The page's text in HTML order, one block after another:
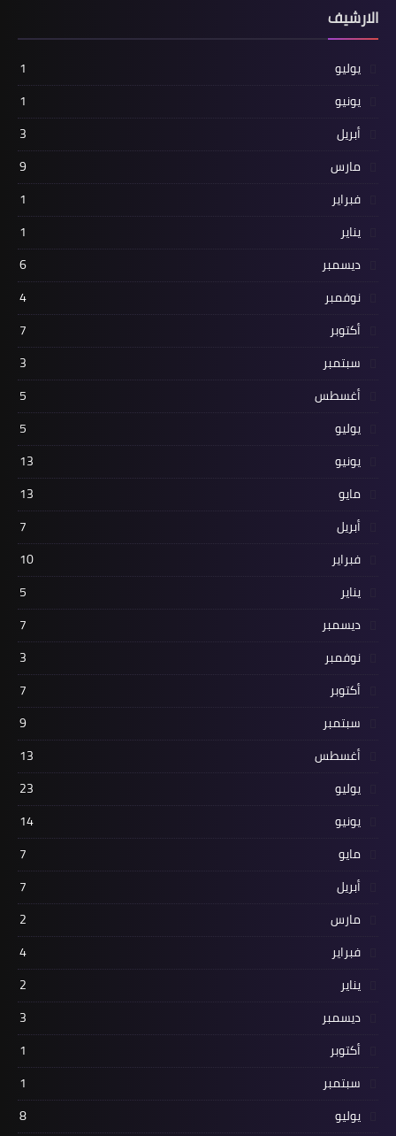
الارشيف
يوليو
1
يونيو
1
أبريل
3
مارس
9
فبراير
1
يناير
1
ديسمبر
6
نوفمبر
4
أكتوبر
7
سبتمبر
3
أغسطس
5
يوليو
5
يونيو
13
مايو
13
أبريل
7
فبراير
10
يناير
5
ديسمبر
7
نوفمبر
3
أكتوبر
7
سبتمبر
9
أغسطس
13
يوليو
23
يونيو
14
مايو
7
أبريل
7
مارس
2
فبراير
4
يناير
2
ديسمبر
3
أكتوبر
1
سبتمبر
1
يوليو
8